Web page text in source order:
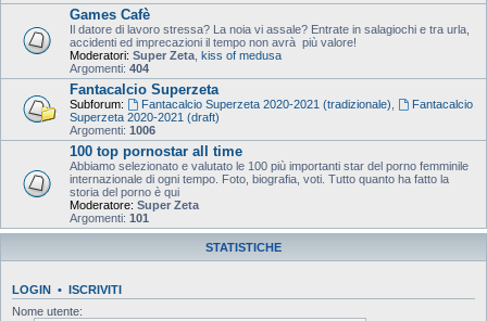
Games Cafè
Il datore di lavoro stressa? La noia vi assale? Entrate in salagiochi e tra urla,
accidenti ed imprecazioni il tempo non avrà più valore!
Moderatori: Super Zeta kiss of medusa
Argomenti: 404
Fantacalcio Superzeta
Subforum: Fantacalcio Superzeta 2020-2021 (tradizionale)
Fantacalcio
Superzeta 2020-2021 (draft)
Argomenti: 1006
100 top pornostar all time
Abbiamo selezionato e valutato le 100 più importanti star del porno femminile
internazionale di ogni tempo. Foto, biografia, voti. Tutto quanto ha fatto la
storia del porno è qui
Moderatore: Super Zeta
Argomenti: 101
STATISTICHE
LOGIN • ISCRIVITI
Nome utente: